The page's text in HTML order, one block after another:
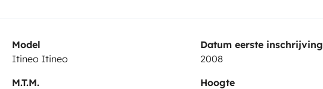
Model
Itineo Itineo
Datum eerste inschrijving
2008
M.T.M.
Hoogte